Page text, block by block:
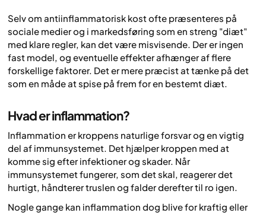
Selv om antiinflammatorisk kost ofte præsenteres på
sociale medier og i markedsføring som en streng "diæt"
med klare regler, kan det være misvisende. Der er ingen
fast model, og eventuelle effekter afhænger af flere
forskellige faktorer. Det er mere præcist at tænke på det
som en måde at spise på frem for en bestemt diæt.
Hvad er inflammation?
Inflammation er kroppens naturlige forsvar og en vigtig
del af immunsystemet. Det hjælper kroppen med at
komme sig efter infektioner og skader. Når
immunsystemet fungerer, som det skal, reagerer det
hurtigt, håndterer truslen og falder derefter til ro igen.
Nogle gange kan inflammation dog blive for kraftig eller